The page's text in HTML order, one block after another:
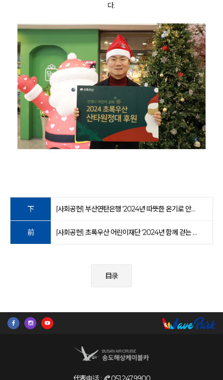
다.
下 [사회공헌] 부산연탄은행 ‘2024년 따뜻한 온기로 안녕을 전해요’ 후원
前 [사회공헌] 초록우산 어린이재단 ‘2024년 함께 걷는 등굣길’ 후원
目录